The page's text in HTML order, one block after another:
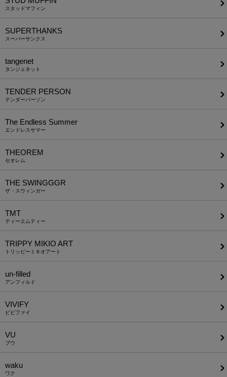
スタッドマフィン
SUPERTHANKS
スーパーサンクス
tangenet
タンジェネット
TENDER PERSON
テンダーパーソン
The Endless Summer
エンドレスサマー
THEOREM
セオレム
THE SWINGGGR
ザ・スウィンガー
TMT
ティーエムティー
TRIPPY MIKIO ART
トリッピーミキオアート
un-filled
アンフィルド
VIVIFY
ビビファイ
VU
ブウ
waku
ワク